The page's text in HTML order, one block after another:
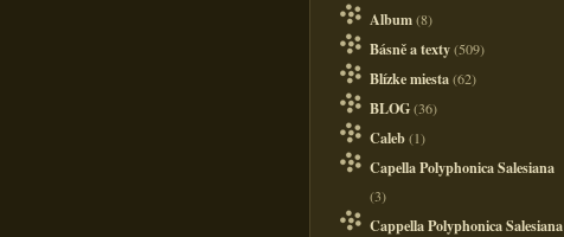
Album(8)
Básně a texty(509)
Blízke miesta(62)
BLOG(36)
Caleb(1)
Capella Polyphonica Salesiana
(3)
Cappella Polyphonica Salesiana